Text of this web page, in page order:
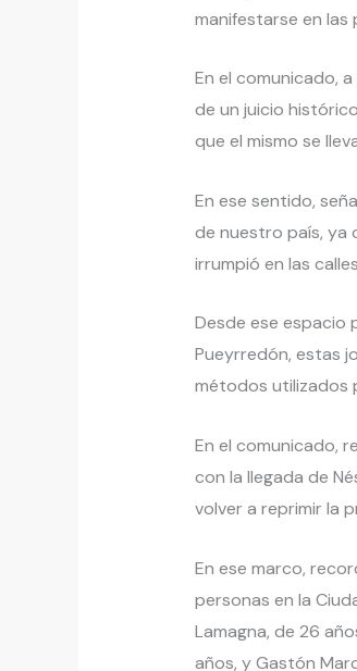
manifestarse en las
En el comunicado,
de un juicio
que el mismo se
En ese sentido,
de nuestro país, ya
irrumpió en las
Desde ese espacio
Pueyrredón, estas
métodos utilizados
En el comunicado,
con la llegada de
volver a reprimir la
En ese marco,
personas en la
Lamagna, de 26
años, y Gastón